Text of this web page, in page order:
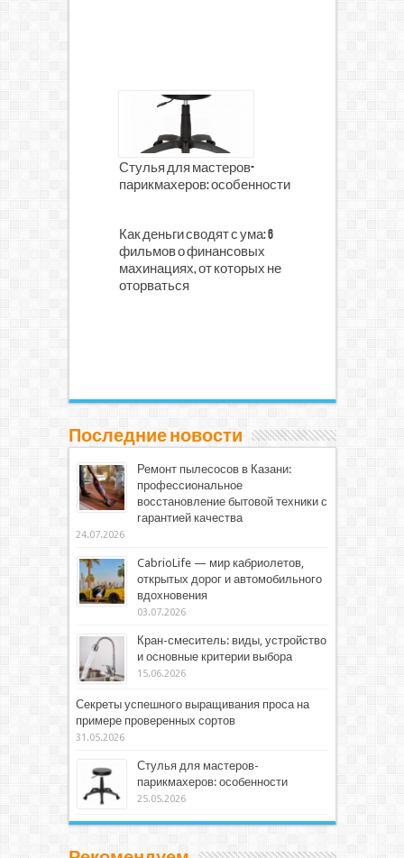
Стулья для мастеров-
парикмахеров: особенности
Как деньги сводят с ума: 6
фильмов о финансовых
махинациях, от которых не
оторваться
Последние новости
Ремонт пылесосов в Казани:
профессиональное
восстановление бытовой техники с
гарантией качества
24.07.2026
CabrioLife — мир кабриолетов,
открытых дорог и автомобильного
вдохновения
03.07.2026
Кран-смеситель: виды, устройство
и основные критерии выбора
15.06.2026
Секреты успешного выращивания проса на
примере проверенных сортов
31.05.2026
Стулья для мастеров-
парикмахеров: особенности
25.05.2026